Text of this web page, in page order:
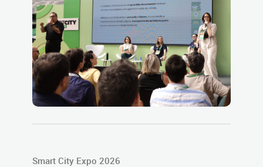
Smart City Expo 2026